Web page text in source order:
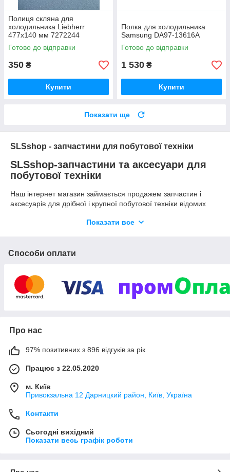
Полиця скляна для
холодильника Liebherr
477х140 мм 7272244
Готово до відправки
350 ₴
Купити
Полка для холодильника
Samsung DA97-13616A
Готово до відправки
1 530 ₴
Купити
Показати ще
SLSshop - запчастини для побутової техніки
SLSshop-запчастини та аксесуари для
побутової техніки
Наш інтернет магазин займається продажем запчастин і
аксесуарів для дрібної і крупної побутової техніки відомих
Також ми додали в асортимент небагато товарів для
послуги. Ми працюємо на результат, а не на кількість. Для
нас важливо, що б Ви залишилися задоволені.
Показати все
Способи оплати
Про нас
97% позитивних з 896 відгуків за рік
Працює з 22.05.2020
м. Київ
Привокзальна 12 Дарницкий район, Київ, Україна
Контакти
Сьогодні вихідний
Показати весь графік роботи